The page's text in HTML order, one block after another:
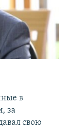
в
за
свою